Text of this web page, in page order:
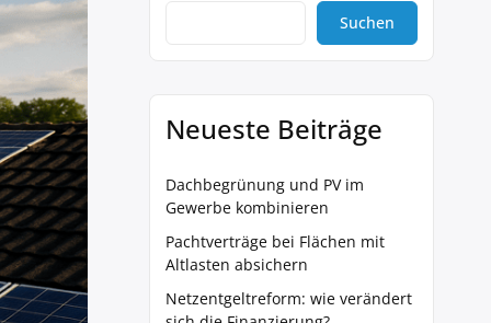
Suchen
Neueste Beiträge
Dachbegrünung und PV im
Gewerbe kombinieren
Pachtverträge bei Flächen mit
Altlasten absichern
Netzentgeltreform: wie verändert